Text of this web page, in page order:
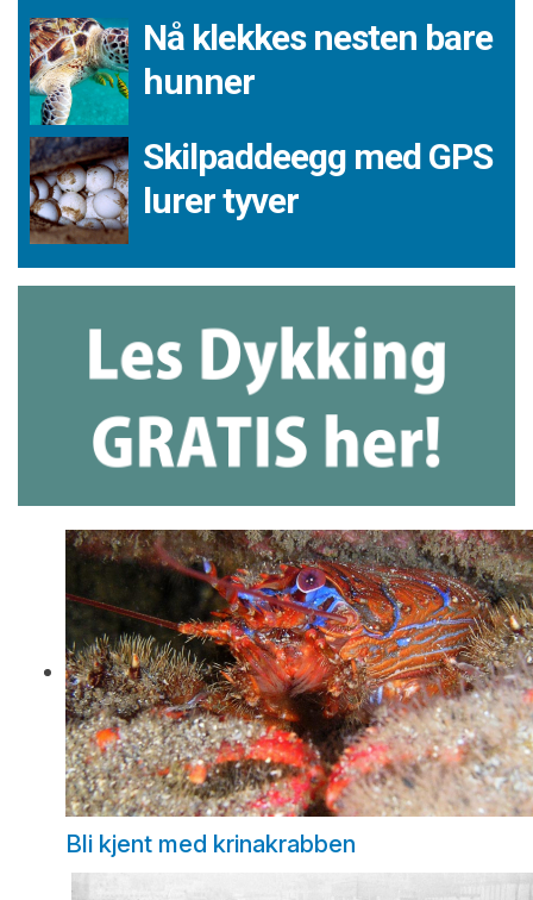
Nå klekkes nesten bare
hunner
Skilpaddeegg med GPS
lurer tyver
Bli kjent med krinakrabben